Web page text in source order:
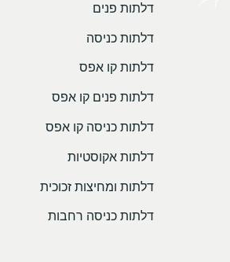
דלתות פנים
דלתות כניסה
דלתות קו אפס
דלתות פנים קו אפס
דלתות כניסה קו אפס
דלתות אקוסטיות
דלתות ומחיצות זכוכית
דלתות כניסה רחבות